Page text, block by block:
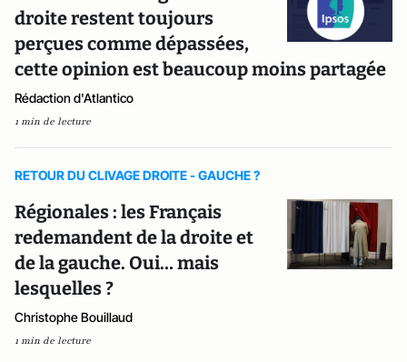
droite restent toujours
perçues comme dépassées,
cette opinion est beaucoup moins partagée
Rédaction d'Atlantico
1 min de lecture
RETOUR DU CLIVAGE DROITE - GAUCHE ?
Régionales : les Français
redemandent de la droite et
de la gauche. Oui… mais
lesquelles ?
Christophe Bouillaud
1 min de lecture